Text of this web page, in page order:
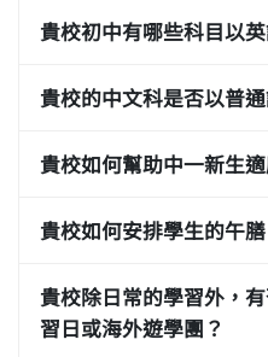
貴校初中有哪些科目以
貴校的中文科是否以普
貴校如何幫助中一新生
貴校如何安排學生的午膳
貴校除日常的學習外，
習日或海外遊學團？